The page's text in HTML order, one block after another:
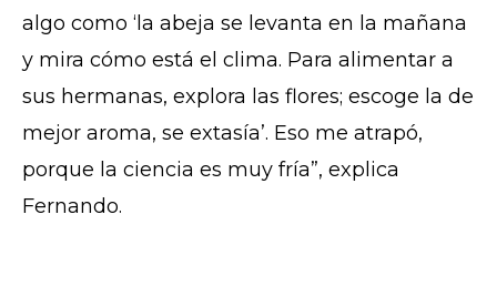
algo como ‘la abeja se levanta en la mañana
y mira cómo está el clima. Para alimentar a
sus hermanas, explora las flores; escoge la de
mejor aroma, se extasía’. Eso me atrapó,
porque la ciencia es muy fría”, explica
Fernando.